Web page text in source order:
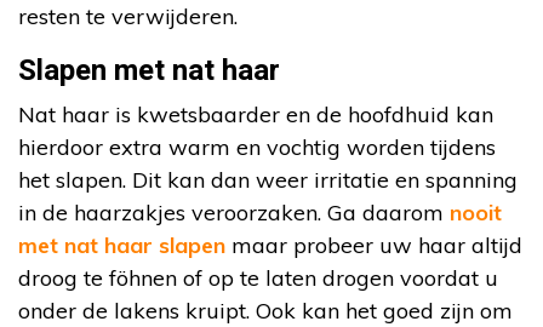
resten te verwijderen.
Slapen met nat haar
Nat haar is kwetsbaarder en de hoofdhuid kan
hierdoor extra warm en vochtig worden tijdens
het slapen. Dit kan dan weer irritatie en spanning
in de haarzakjes veroorzaken. Ga daarom nooit
met nat haar slapen maar probeer uw haar altijd
droog te föhnen of op te laten drogen voordat u
onder de lakens kruipt. Ook kan het goed zijn om